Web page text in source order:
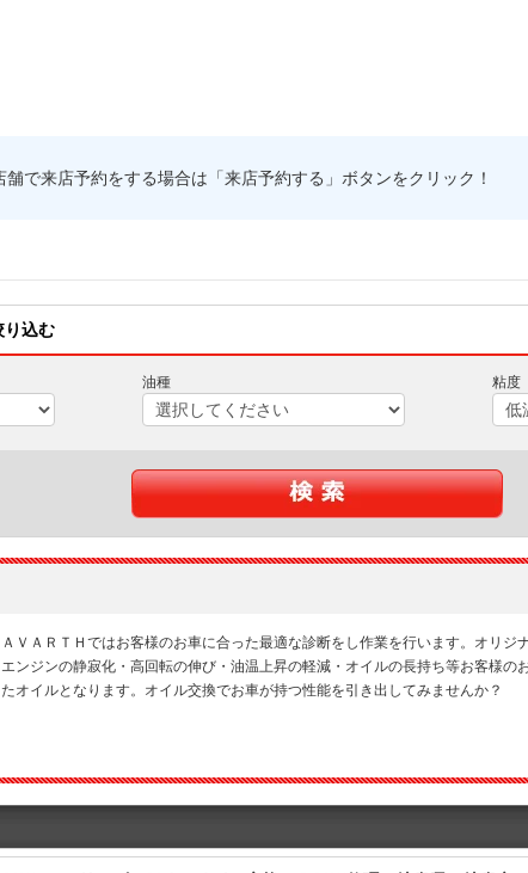
舗で来店予約をする場合は「来店予約する」ボタンをクリック！
り込む
油種
粘度
ＡＶＡＲＴＨではお客様のお車に合った最適な診断をし作業を行います。オリジ
エンジンの静寂化・高回転の伸び・油温上昇の軽減・オイルの長持ち等お客様の
たオイルとなります。オイル交換でお車が持つ性能を引き出してみませんか？